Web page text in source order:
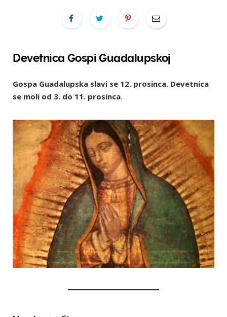
Devetnica Gospi Guadalupskoj
Gospa Guadalupska slavi se 12. prosinca. Devetnica
se moli od 3. do 11. prosinca.